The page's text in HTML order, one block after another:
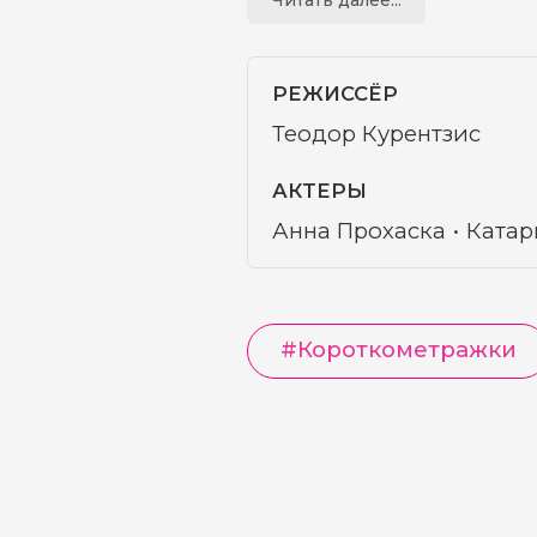
хор, облаченный в
(Kronen Zeitung).
Мауро Петер и
(Salzburg.com).
РЕЖИССЁР
Теодор Курентзис
АКТЕРЫ
Анна Прохаска
#Короткометражки